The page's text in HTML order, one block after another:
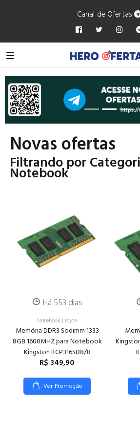
Canal de Ofertas
Anterior
Novas ofertas
Filtrando por
Notebook
Há 553 dias
Notebook | Ibyte
Memória DDR3 Sodimm 1333
8GB 1600MHZ para Notebook
Kingston KCP316SD8/8
R$ 349,90
Ver Promoção